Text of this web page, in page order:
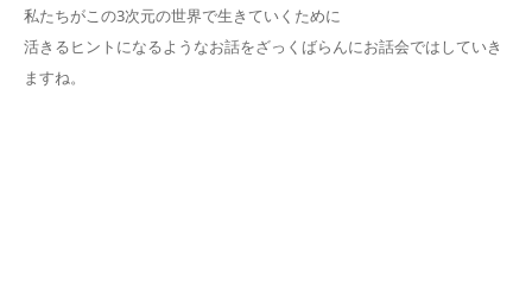
私たちがこの3次元の世界で生きていくために
活きるヒントになるようなお話をざっくばらんにお話会ではしていき
ますね。